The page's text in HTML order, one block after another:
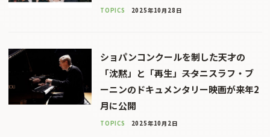
TOPICS 2025年10月28日
ショパンコンクールを制した天才の
「沈黙」と「再⽣」――スタニスラフ・ブ
ーニンのドキュメンタリー映画が来年2
月に公開
TOPICS 2025年10月2日